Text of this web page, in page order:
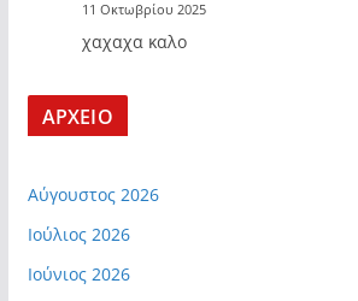
11 Οκτωβρίου 2025
χαχαχα καλο
ΑΡΧΕΙΟ
Αύγουστος 2026
Ιούλιος 2026
Ιούνιος 2026